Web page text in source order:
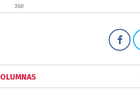
360